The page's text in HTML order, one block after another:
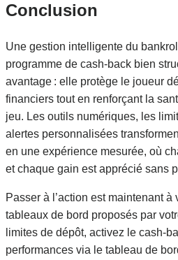
Conclusion
Une gestion intelligente du
programme de cash‑back bien
avantage : elle protège le joueur
financiers tout en renforçant la
jeu. Les outils numériques, les
alertes personnalisées
en une expérience mesurée, où
et chaque gain est apprécié sans
Passer à l’action est maintenant à
tableaux de bord proposés par
limites de dépôt, activez le
performances via le tableau de